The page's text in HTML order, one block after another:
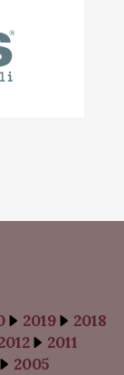
2019
2018
2011
2005